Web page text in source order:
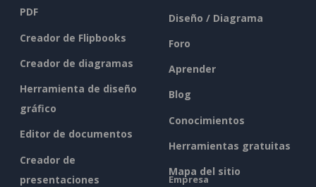
PDF
Creador de Flipbooks
Creador de diagramas
Herramienta de diseño
gráfico
Editor de documentos
Creador de
presentaciones
Diseño / Diagrama
Foro
Aprender
Blog
Conocimientos
Herramientas gratuitas
Mapa del sitio
Empresa